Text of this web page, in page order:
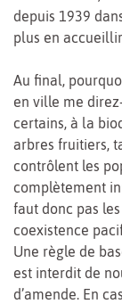
depuis 1939
plus en
Au final,
en ville me
certains, à la
arbres fruitiers,
contrôlent les
complètement
faut donc pas
coexistence
Une règle de
est interdit de
d’amende. En